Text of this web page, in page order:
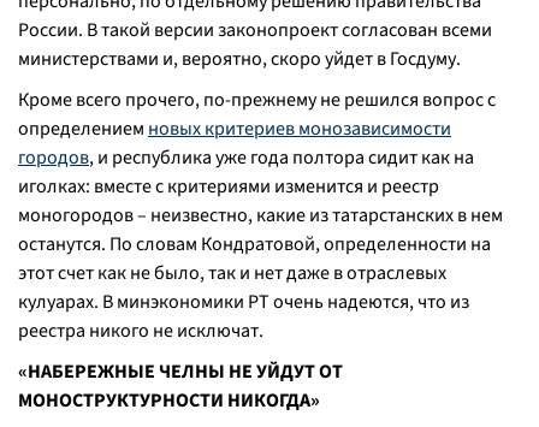
России. В такой версии законопроект согласован всеми
министерствами и, вероятно, скоро уйдет в Госдуму.
Кроме всего прочего, по-прежнему не решился вопрос с
определением новых критериев монозависимости
городов, и республика уже года полтора сидит как на
иголках: вместе с критериями изменится и реестр
моногородов – неизвестно, какие из татарстанских в нем
останутся. По словам Кондратовой, определенности на
этот счет как не было, так и нет даже в отраслевых
кулуарах. В минэкономики РТ очень надеются, что из
реестра никого не исключат.
«НАБЕРЕЖНЫЕ ЧЕЛНЫ НЕ УЙДУТ ОТ
МОНОСТРУКТУРНОСТИ НИКОГДА»